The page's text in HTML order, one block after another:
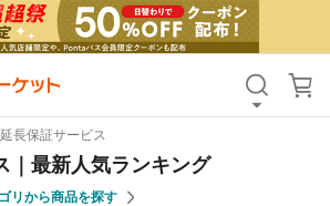
延長保証サービス
｜最新人気ランキング
リから商品を探す
すべて